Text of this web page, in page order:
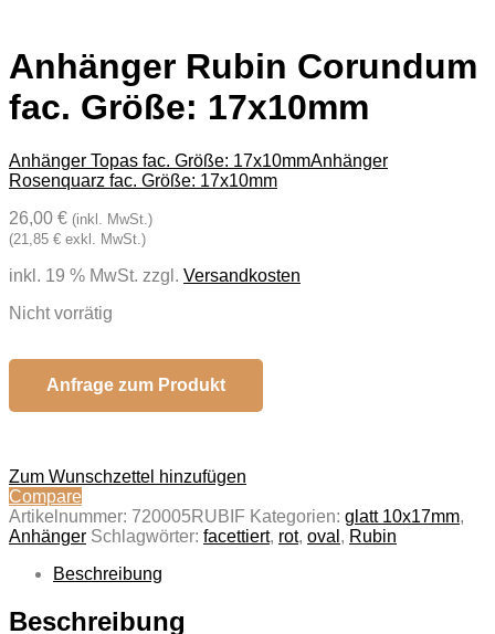
Anhänger Rubin Corundum
fac. Größe: 17x10mm
Anhänger Topas fac. Größe: 17x10mmAnhänger
Rosenquarz fac. Größe: 17x10mm
26,00 € (inkl. MwSt.)
(21,85 € exkl. MwSt.)
inkl. 19 % MwSt. zzgl. Versandkosten
Nicht vorrätig
Anfrage zum Produkt
Zum Wunschzettel hinzufügen
Compare
Artikelnummer: 720005RUBIF Kategorien: glatt 10x17mm,
Anhänger Schlagwörter: facettiert, rot, oval , Rubin
Beschreibung
Beschreibung